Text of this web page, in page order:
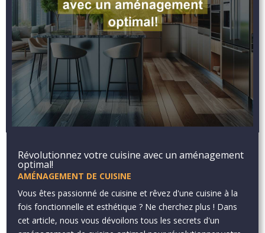
Révolutionnez votre cuisine avec un aménagement
optimal!
AMÉNAGEMENT DE CUISINE
Vous êtes passionné de cuisine et rêvez d'une cuisine à la
fois fonctionnelle et esthétique ? Ne cherchez plus ! Dans
cet article, nous vous dévoilons tous les secrets d'un